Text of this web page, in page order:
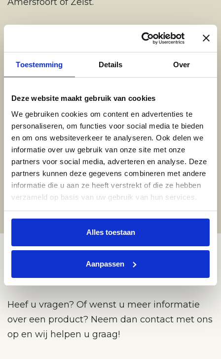
Toestemming Details Over
Deze website maakt gebruik van cookies
We gebruiken cookies om content en advertenties te
personaliseren, om functies voor social media te bieden
en om ons websiteverkeer te analyseren. Ook delen we
informatie over uw gebruik van onze site met onze
partners voor social media, adverteren en analyse. Deze
partners kunnen deze gegevens combineren met andere
informatie die u aan ze heeft verstrekt of die ze hebben
verzameld op basis van uw gebruik van hun services.
Alles toestaan
Aanpassen
Breng een bezoek aan onze showroom
Locatie Amersfoort
Woestijgerweg 133, Amersfoort
Locatie Zeist
Korte Steynlaan 3, Zeist
Wij denken graag met u mee
Heef u vragen? Of wenst u meer informatie
over een product? Neem dan contact met ons
op en wij helpen u graag!